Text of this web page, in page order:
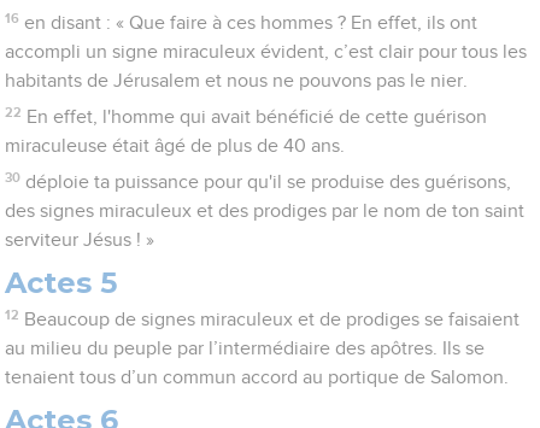
16 en disant : « Que faire à ces hommes ? En effet, ils ont
accompli un signe miraculeux évident, c’est clair pour tous les
habitants de Jérusalem et nous ne pouvons pas le nier.
22 En effet, l'homme qui avait bénéficié de cette guérison
miraculeuse était âgé de plus de 40 ans.
30 déploie ta puissance pour qu'il se produise des guérisons,
des signes miraculeux et des prodiges par le nom de ton saint
serviteur Jésus ! »
Actes 5
12 Beaucoup de signes miraculeux et de prodiges se faisaient
au milieu du peuple par l’intermédiaire des apôtres. Ils se
tenaient tous d’un commun accord au portique de Salomon.
Actes 6